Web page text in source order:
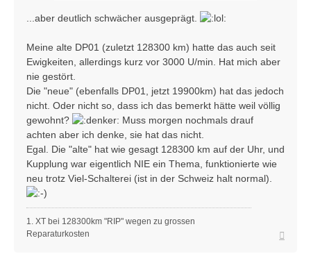
...aber deutlich schwächer ausgeprägt.
Meine alte DP01 (zuletzt 128300 km) hatte das auch seit
Ewigkeiten, allerdings kurz vor 3000 U/min. Hat mich aber
nie gestört.
Die "neue" (ebenfalls DP01, jetzt 19900km) hat das jedoch
nicht. Oder nicht so, dass ich das bemerkt hätte weil völlig
gewohnt?
Muss morgen nochmals drauf
achten aber ich denke, sie hat das nicht.
Egal. Die "alte" hat wie gesagt 128300 km auf der Uhr, und
Kupplung war eigentlich NIE ein Thema, funktionierte wie
neu trotz Viel-Schalterei (ist in der Schweiz halt normal).
1. XT bei 128300km "RIP" wegen zu grossen
Reparaturkosten